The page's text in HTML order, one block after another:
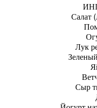
Салат
Лук
Сыр